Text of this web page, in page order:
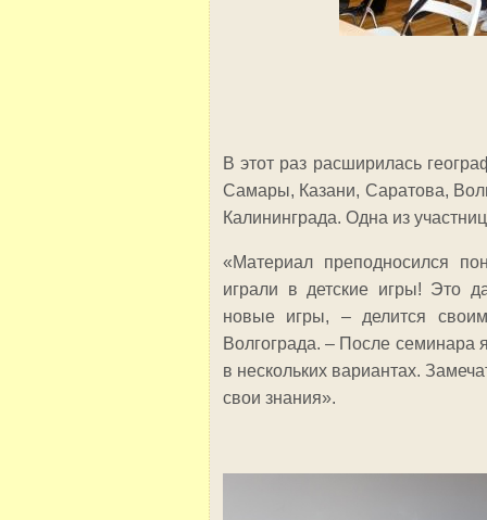
В этот раз расширилась
Самары, Казани, Саратова,
Калининграда. Одна из
«Материал преподносился
играли в детские игры! Это
новые игры, – делится
Волгограда. – После семинара
в нескольких вариантах.
свои знания».